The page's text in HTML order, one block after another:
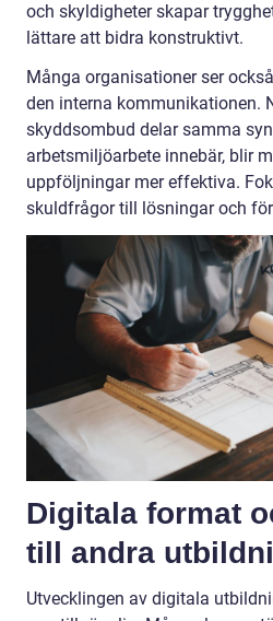
och skyldigheter skapar
lättare att bidra konstruktivt.
Många organisationer ser
den interna kommunikationen.
skyddsombud delar samma
arbetsmiljöarbete innebär, blir
uppföljningar mer effektiva.
skuldfrågor till lösningar och
Digitala format
till andra
Utvecklingen av digitala